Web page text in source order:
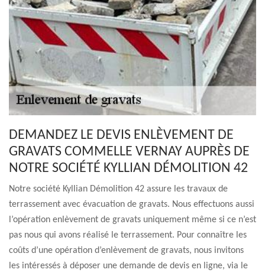
DEMANDEZ LE DEVIS ENLÈVEMENT DE
GRAVATS COMMELLE VERNAY AUPRÈS DE
NOTRE SOCIÉTÉ KYLLIAN DÉMOLITION 42
Notre société Kyllian Démolition 42 assure les travaux de
terrassement avec évacuation de gravats. Nous effectuons aussi
l’opération enlèvement de gravats uniquement même si ce n’est
pas nous qui avons réalisé le terrassement. Pour connaître les
coûts d’une opération d’enlèvement de gravats, nous invitons
les intéressés à déposer une demande de devis en ligne, via le